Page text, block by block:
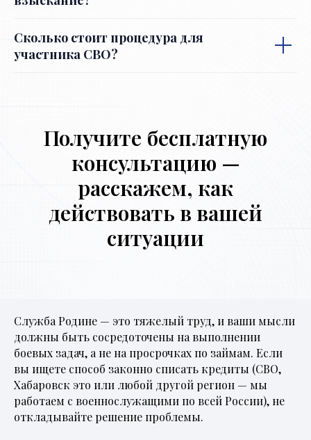
Сколько стоит процедура для
участника СВО?
Получите бесплатную
консультацию —
расскажем, как
действовать в вашей
ситуации
Служба Родине — это тяжелый труд, и ваши мысли
должны быть сосредоточены на выполнении
боевых задач, а не на просрочках по займам. Если
вы ищете способ законно списать кредиты (СВО,
Хабаровск это или любой другой регион — мы
работаем с военнослужащими по всей России), не
откладывайте решение проблемы.